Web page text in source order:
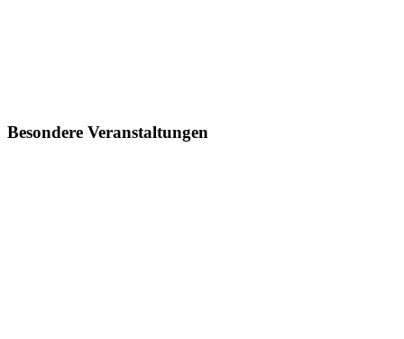
Besondere Veranstaltungen